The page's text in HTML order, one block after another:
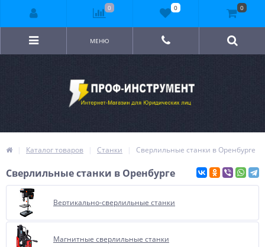
МЕНЮ
Каталог товаров Станки Сверлильные станки в Оренбурге
Сверлильные станки в Оренбурге
Вертикально-сверлильные станки
Магнитные сверлильные станки
0 0 0